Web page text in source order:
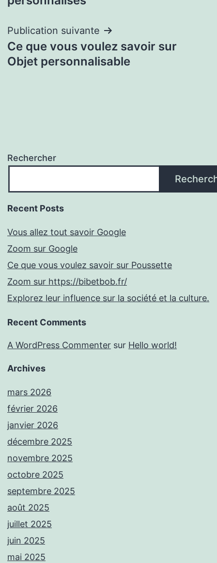
Publication suivante
Ce que vous voulez savoir sur
Objet personnalisable
Rechercher
Recent Posts
Vous allez tout savoir Google
Zoom sur Google
Ce que vous voulez savoir sur Poussette
Zoom sur https://bibetbob.fr/
Explorez leur influence sur la société et la culture.
Recent Comments
A WordPress Commenter sur Hello world!
Archives
mars 2026
février 2026
janvier 2026
décembre 2025
novembre 2025
octobre 2025
septembre 2025
août 2025
juillet 2025
juin 2025
mai 2025